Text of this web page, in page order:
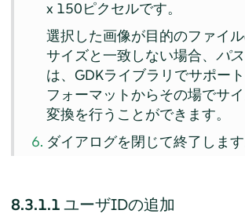
x 150ピクセルです。
選択した画像が目的のファイ
サイズと一致しない場合、パ
は、GDKライブラリでサポー
フォーマットからその場でサ
変換を行うことができます。
ダイアログを閉じて終了します
8.3.1.1ユーザIDの追加